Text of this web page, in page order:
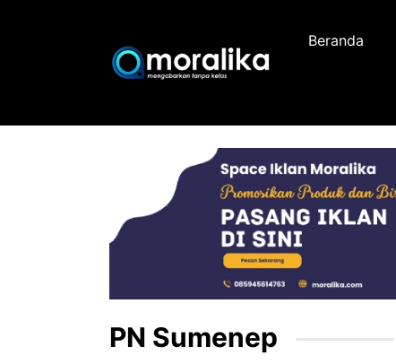
Beranda
PN Sumenep